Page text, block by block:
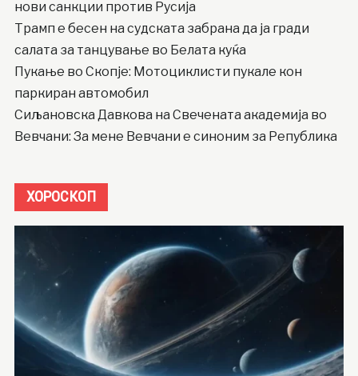
нови санкции против Русија
Трамп е бесен на судската забрана да ја гради
салата за танцување во Белата куќа
Пукање во Скопје: Мотоциклисти пукале кон
паркиран автомобил
Сиљановска Давкова на Свечената академија во
Вевчани: За мене Вевчани е синоним за Република
ХОРОСКОП